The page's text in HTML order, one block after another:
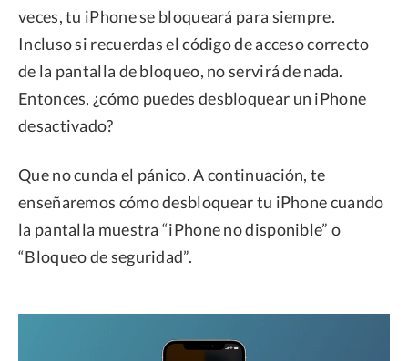
veces, tu iPhone se bloqueará para siempre.
Incluso si recuerdas el código de acceso correcto
de la pantalla de bloqueo, no servirá de nada.
Entonces, ¿cómo puedes desbloquear un iPhone
desactivado?
Que no cunda el pánico. A continuación, te
enseñaremos cómo desbloquear tu iPhone cuando
la pantalla muestra “iPhone no disponible” o
“Bloqueo de seguridad”.